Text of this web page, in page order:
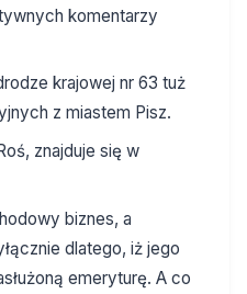
komentarzy
krajowej nr 63 tuż
z miastem Pisz.
znajduje się w
biznes, a
dlatego, iż jego
emeryturę. A co